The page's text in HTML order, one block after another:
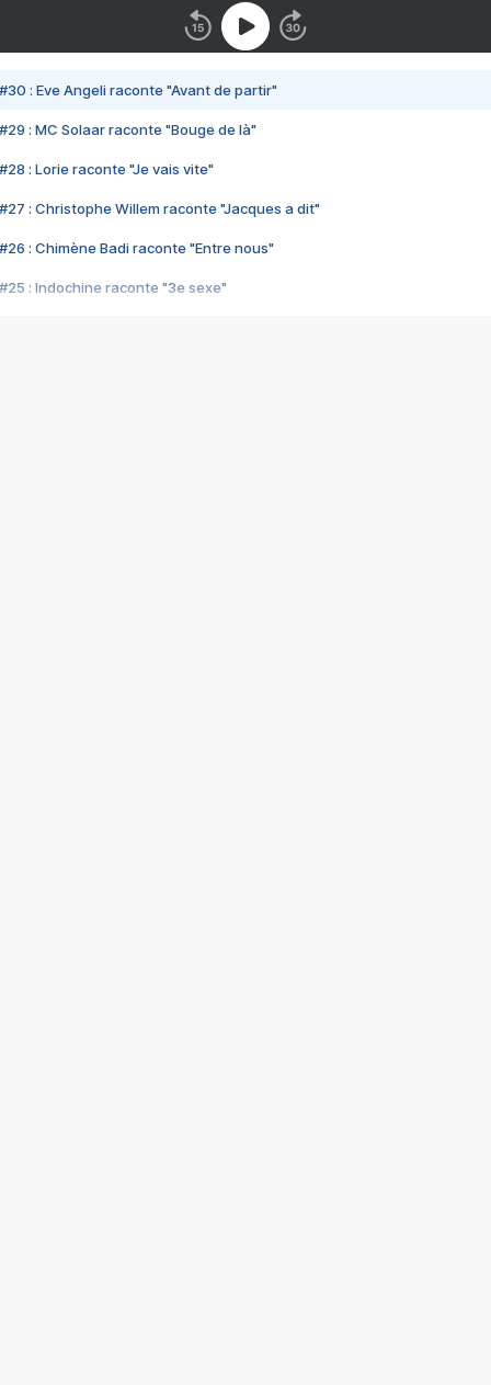
#30 : Eve Angeli raconte "Avant de partir"
#29 : MC Solaar raconte "Bouge de là"
#28 : Lorie raconte "Je vais vite"
#27 : Christophe Willem raconte "Jacques a dit"
#26 : Chimène Badi raconte "Entre nous"
#25 : Indochine raconte "3e sexe"